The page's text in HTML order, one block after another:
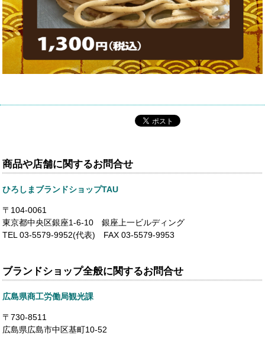
商品や店舗に関するお問合せ
ひろしまブランドショップTAU
〒104-0061
東京都中央区銀座1-6-10 銀座上一ビルディング
TEL 03-5579-9952(代表) FAX 03-5579-9953
ブランドショップ全般に関するお問合せ
広島県商工労働局観光課
〒730-8511
広島県広島市中区基町10-52